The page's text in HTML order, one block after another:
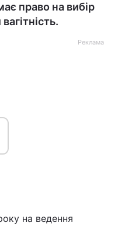
право на вибір
Реклама
на ведення